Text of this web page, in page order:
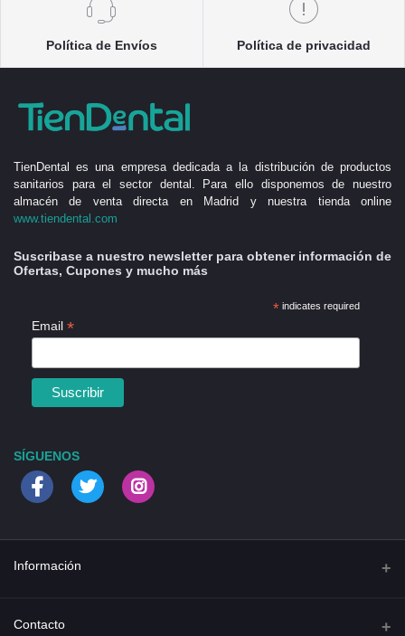
Política de Envíos Política de privacidad
TienDental es una empresa dedicada a la distribución de productos
sanitarios para el sector dental. Para ello disponemos de nuestro
almacén de venta directa en Madrid y nuestra tienda online
www.tiendental.com
Suscribase a nuestro newsletter para obtener información de
Ofertas, Cupones y mucho más
*indicates required
Email *
SÍGUENOS
Información
Quienes somos
Contacto